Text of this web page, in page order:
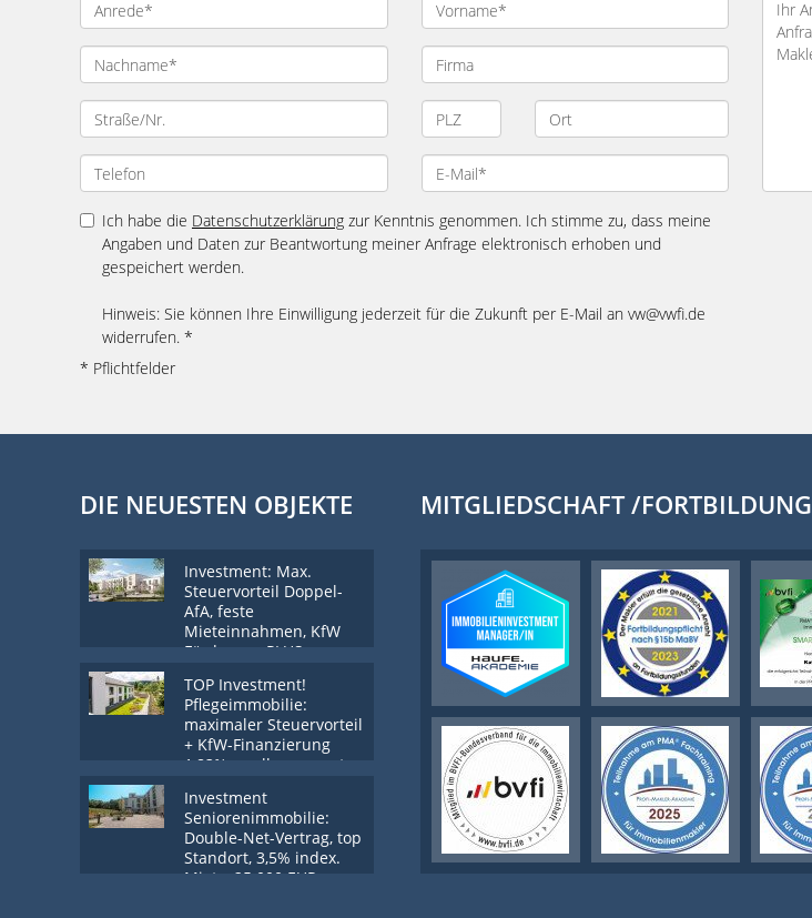
Ich habe die Datenschutzerklärung zur Kenntnis genommen. Ich stimme zu, dass meine
Angaben und Daten zur Beantwortung meiner Anfrage elektronisch erhoben und
gespeichert werden.
Hinweis: Sie können Ihre Einwilligung jederzeit für die Zukunft per E-Mail an vw@vwfi.de
widerrufen. *
* Pflichtfelder
DIE NEUESTEN OBJEKTE
Investment: Max.
Steuervorteil Doppel-
AfA, feste
Mieteinnahmen, KfW
Förderung PLUS
TOP Investment!
Pflegeimmobilie:
maximaler Steuervorteil
+ KfW-Finanzierung
1,83% + vollgemanagt
Investment
Seniorenimmobilie:
Double-Net-Vertrag, top
Standort, 3,5% index.
Miete, 25.000 EUR
MITGLIEDSCHAFT /FORTBILDUNG